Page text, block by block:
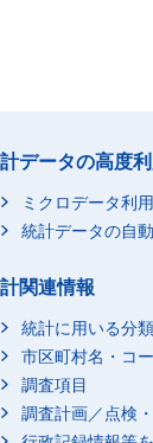
データの高度利
ミクロデータ利用
統計データの自
関連情報
統計に用いる分
市区町村名・コ
調査項目
調査計画／点検